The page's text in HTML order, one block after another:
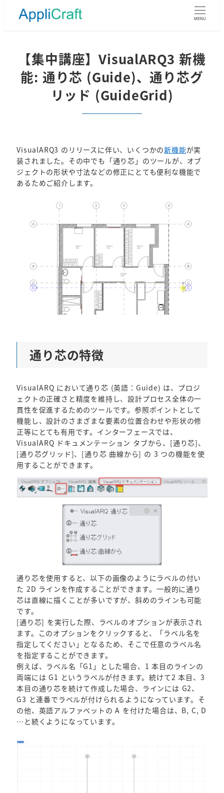
MENU
【集中講座】VisualARQ3 新機
能: 通り芯 (Guide)、通り芯グ
リッド (GuideGrid)
VisualARQ3 のリリースに伴い、いくつかの新機能が実
装されました。その中でも「通り芯」のツールが、オブ
ジェクトの形状や寸法などの修正にとても便利な機能で
あるためご紹介します。
通り芯の特徴
VisualARQ において通り芯 (英語：Guide) は、プロジ
ェクトの正確さと精度を維持し、設計プロセス全体の一
貫性を促進するためのツールです。参照ポイントとして
機能し、設計のさまざまな要素の位置合わせや形状の修
正等にとても有用です。インターフェースでは、
VisualARQ ドキュメンテーション タブから、[通り芯]、
[通り芯グリッド]、[通り芯 曲線から] の 3 つの機能を使
用することができます。
通り芯を使用すると、以下の画像のようにラベルの付い
た 2D ラインを作成することができます。一般的に通り
芯は直線に描くことが多いですが、斜めのラインも可能
です。
[通り芯] を実行した際、ラベルのオプションが表示され
ます。このオプションをクリックすると、「ラベル名を
指定してください」となるため、そこで任意のラベル名
を指定することができます。
例えば、ラベル名「G1」とした場合、1 本目のラインの
両端には G1 というラベルが付きます。続けて2 本目、3
本目の通り芯を続けて作成した場合、ラインには G2、
G3 と連番でラベルが付けられるようになっています。そ
の他、英語アルファベットの A を付けた場合は、B, C, D
…と続くようになっています。